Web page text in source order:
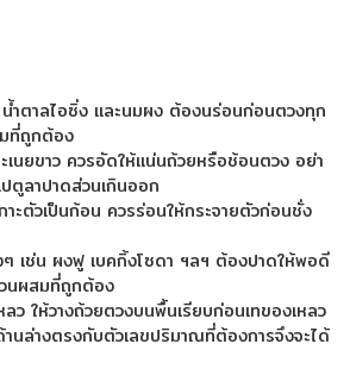
ำตาลไอซิ่ง และนมผง ต้องนร่อนก่อนตวงทุก
ที่ถูกต้อง
เนยขาว ควรอัดให้แน่นถ้วยหรือช้อนตวง อย่า
ตูลาปาดส่วนเกินออก
าะตัวเป็นก้อน ควรร่อนให้กระจายตัวก่อนชั่ง
ๆ เช่น ผงฟู เบคกิ้งโซดา ฯลฯ ต้องปาดให้พอดี
นผสมที่ถูกต้อง
ว ให้วางถ้วยตวงบนพื้นเรียบก่อนเทของเหลว
านล่างตรงกับตัวเลขปริมาณที่ต้องการจึงจะได้